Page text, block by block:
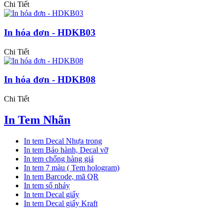
Chi Tiết
In hóa đơn - HDKB03
Chi Tiết
In hóa đơn - HDKB08
Chi Tiết
In Tem Nhãn
In tem Decal Nhựa trong
In tem Bảo hành, Decal vỡ
In tem chống hàng giả
In tem 7 màu ( Tem hologram)
In tem Barcode, mã QR
In tem số nhảy
In tem Decal giấy
In tem Decal giấy Kraft